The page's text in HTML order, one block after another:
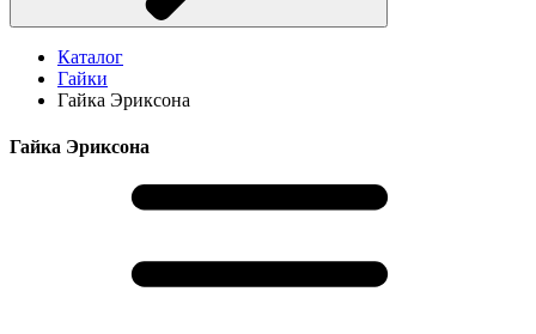
Каталог
Гайки
Гайка Эриксона
Гайка Эриксона